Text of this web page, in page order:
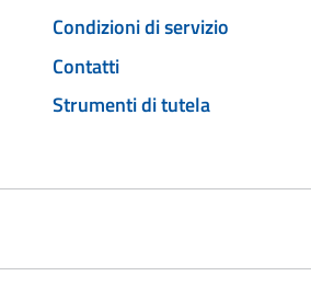
Condizioni di servizio
Contatti
Strumenti di tutela